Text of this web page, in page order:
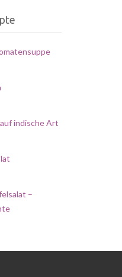
indische Art
–